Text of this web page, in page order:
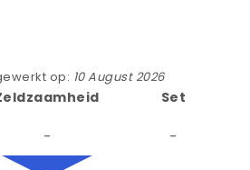
op: 10 August 2026
-
Set
-